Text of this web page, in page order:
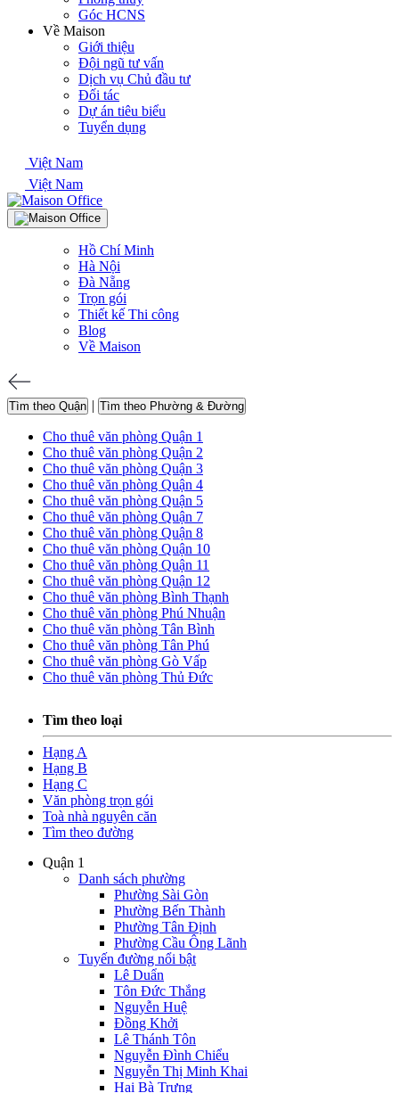
Góc HCNS
Về Maison
Giới thiệu
Đội ngũ tư vấn
Dịch vụ Chủ đầu tư
Đối tác
Dự án tiêu biểu
Tuyển dụng
Việt Nam
Việt Nam
Hồ Chí Minh
Hà Nội
Đà Nẵng
Trọn gói
Thiết kế Thi công
Blog
Về Maison
Tìm theo Quận | Tìm theo Phường & Đường
Cho thuê văn phòng Quận 1
Cho thuê văn phòng Quận 2
Cho thuê văn phòng Quận 3
Cho thuê văn phòng Quận 4
Cho thuê văn phòng Quận 5
Cho thuê văn phòng Quận 7
Cho thuê văn phòng Quận 8
Cho thuê văn phòng Quận 10
Cho thuê văn phòng Quận 11
Cho thuê văn phòng Quận 12
Cho thuê văn phòng Bình Thạnh
Cho thuê văn phòng Phú Nhuận
Cho thuê văn phòng Tân Bình
Cho thuê văn phòng Tân Phú
Cho thuê văn phòng Gò Vấp
Cho thuê văn phòng Thủ Đức
Tìm theo loại
Hạng A
Hạng B
Hạng C
Văn phòng trọn gói
Toà nhà nguyên căn
Tìm theo đường
Quận 1
Danh sách phường
Phường Sài Gòn
Phường Bến Thành
Phường Tân Định
Phường Cầu Ông Lãnh
Tuyến đường nổi bật
Lê Duẩn
Tôn Đức Thắng
Nguyễn Huệ
Đồng Khởi
Lê Thánh Tôn
Nguyễn Đình Chiểu
Nguyễn Thị Minh Khai
Hai Bà Trưng